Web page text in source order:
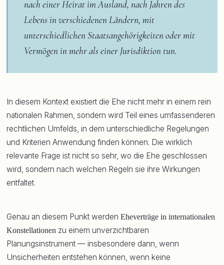
nach einer Heirat im Ausland, nach Jahren des
Lebens in verschiedenen Ländern, mit
unterschiedlichen Staatsangehörigkeiten oder mit
Vermögen in mehr als einer Jurisdiktion tun.
In diesem Kontext existiert die Ehe nicht mehr in einem rein
nationalen Rahmen, sondern wird Teil eines umfassenderen
rechtlichen Umfelds, in dem unterschiedliche Regelungen
und Kriterien Anwendung finden können. Die wirklich
relevante Frage ist nicht so sehr, wo die Ehe geschlossen
wird, sondern nach welchen Regeln sie ihre Wirkungen
entfaltet.
Genau an diesem Punkt werden Eheverträge in internationalen
Konstellationen zu einem unverzichtbaren
Planungsinstrument — insbesondere dann, wenn
Unsicherheiten entstehen können, wenn keine